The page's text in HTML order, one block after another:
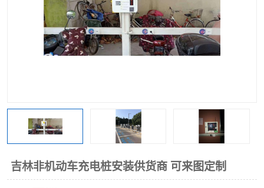
吉林非机动车充电桩安装供货商 可来图定制